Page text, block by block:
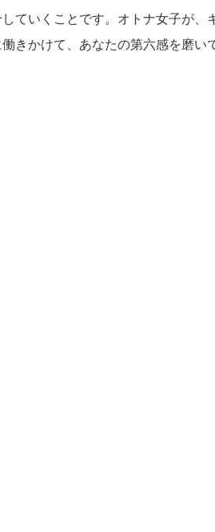
ていくことです。オトナ女子が、
きかけて、あなたの第六感を磨い